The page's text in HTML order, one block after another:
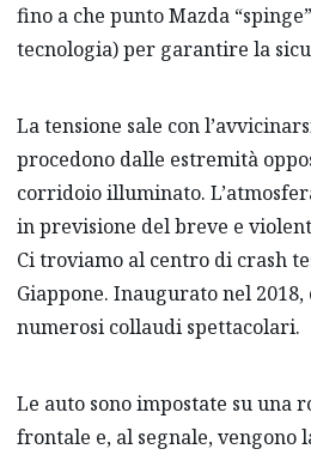
fino a che punto Mazda
tecnologia) per garantire la
La tensione sale con
procedono dalle estremità
corridoio illuminato.
in previsione del breve e
Ci troviamo al centro di crash
Giappone. Inaugurato nel
numerosi collaudi spettacolari.
Le auto sono impostate su una
frontale e, al segnale, vengono